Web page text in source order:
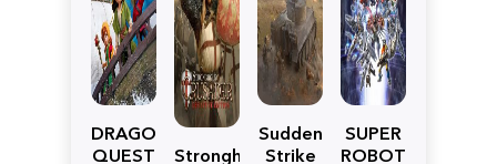
DRAGON
QUEST
Stronghold
Sudden
Strike
SUPER
ROBOT